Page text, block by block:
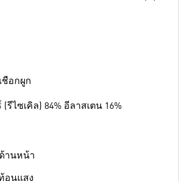
ชือกผูก
(รีไซเคิล) 84% อีลาสเตน 16%
านหน้า
อนแสง